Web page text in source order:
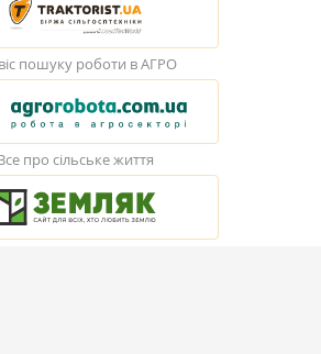
пошуку роботи в АГРО
про сільське життя